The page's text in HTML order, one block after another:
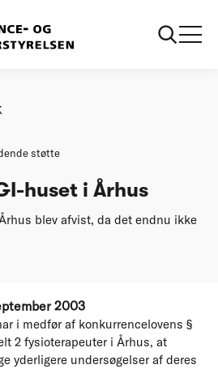
støtte
huset i Århus
blev afvist, da det endnu ikke
2003
i medfør af konkurrencelovens §
2 fysioterapeuter i Århus, at
yderligere undersøgelser af deres